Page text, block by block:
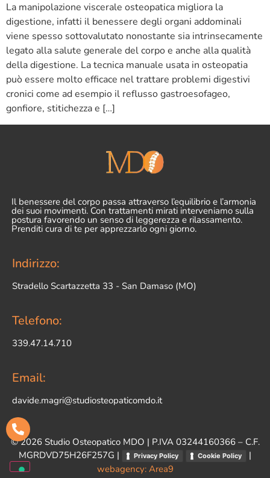
La manipolazione viscerale osteopatica migliora la
digestione, infatti il benessere degli organi addominali
viene spesso sottovalutato nonostante sia intrinsecamente
legato alla salute generale del corpo e anche alla qualità
della digestione. La tecnica manuale usata in osteopatia
può essere molto efficace nel trattare problemi digestivi
cronici come ad esempio il reflusso gastroesofageo,
gonfiore, stitichezza e […]
Il benessere del corpo passa attraverso l’equilibrio e l’armonia
dei suoi movimenti. Con trattamenti mirati interveniamo sulla
postura favorendo un senso di leggerezza e rilassamento.
Prenditi cura di te per apprezzarlo ogni giorno.
Indirizzo:
Stradello Scartazzetta 33 - San Damaso (MO)
Telefono:
339.47.14.710
Email:
davide.magri@studiosteopaticomdo.it
©2026Studio Osteopatico MDO | P.IVA 03244160366 – C.F.
MGRDVD75H26F257G |
Privacy Policy Cookie Policy
|
webagency: Area9